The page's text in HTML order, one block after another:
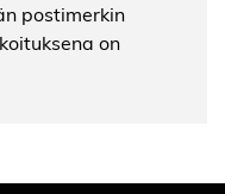
postimerkin
on